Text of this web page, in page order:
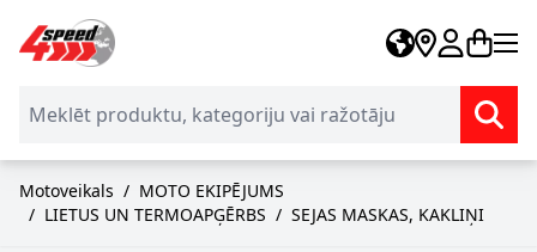
Skip to Content
Motoveikals / MOTO EKIPĒJUMS
/ LIETUS UN TERMOAPĢĒRBS / SEJAS MASKAS, KAKLIŅI